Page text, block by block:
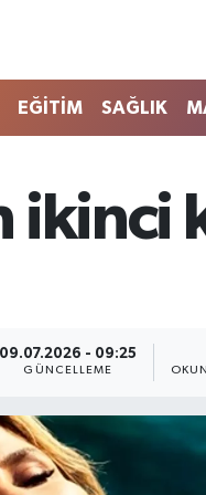
EĞİTİM SAĞLIK
ikinci
09.07.2026 - 09:25
GÜNCELLEME